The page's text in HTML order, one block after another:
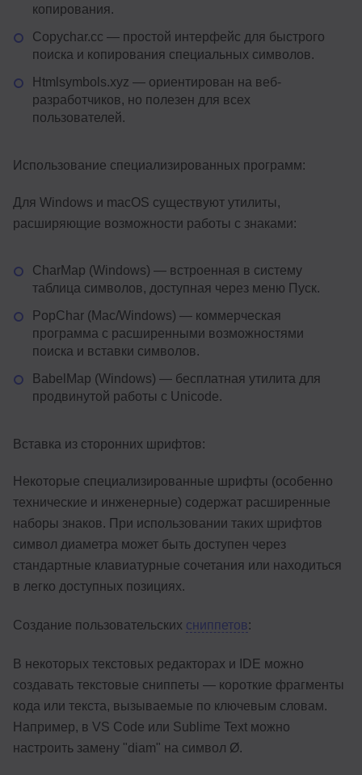
копирования.
Copychar.cc — простой интерфейс для быстрого
поиска и копирования специальных символов.
Htmlsymbols.xyz — ориентирован на веб-
разработчиков, но полезен для всех
пользователей.
Использование специализированных программ:
Для Windows и macOS существуют утилиты,
расширяющие возможности работы с знаками:
CharMap (Windows) — встроенная в систему
таблица символов, доступная через меню Пуск.
PopChar (Mac/Windows) — коммерческая
программа с расширенными возможностями
поиска и вставки символов.
BabelMap (Windows) — бесплатная утилита для
продвинутой работы с Unicode.
Вставка из сторонних шрифтов:
Некоторые специализированные шрифты (особенно
технические и инженерные) содержат расширенные
наборы знаков. При использовании таких шрифтов
символ диаметра может быть доступен через
стандартные клавиатурные сочетания или находиться
в легко доступных позициях.
Создание пользовательских сниппетов:
В некоторых текстовых редакторах и IDE можно
создавать текстовые сниппеты — короткие фрагменты
кода или текста, вызываемые по ключевым словам.
Например, в VS Code или Sublime Text можно
настроить замену "diam" на символ Ø.